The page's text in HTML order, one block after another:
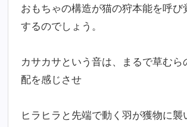
おもちゃの構造が猫の狩本能を呼び
するのでしょう。
カサカサという音は、まるで草むら
配を感じさせ
ヒラヒラと先端で動く羽が獲物に襲